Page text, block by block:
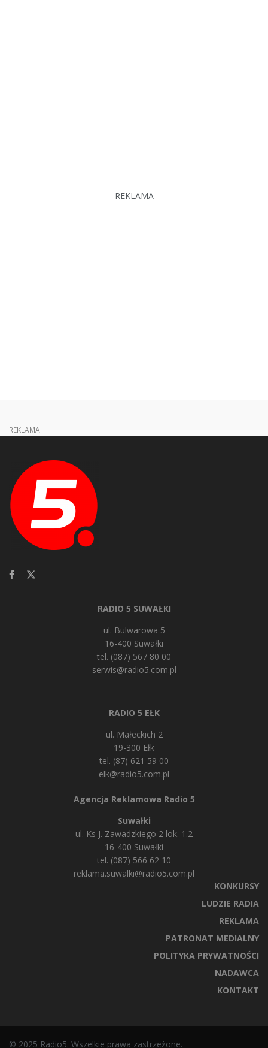
REKLAMA
REKLAMA
RADIO 5 SUWAŁKI
ul. Bulwarowa 5
16-400 Suwałki
tel. (087) 567 80 00
serwis@radio5.com.pl
RADIO 5 EŁK
ul. Małeckich 2
19-300 Ełk
tel. (87) 621 59 00
elk@radio5.com.pl
Agencja Reklamowa Radio 5
Suwałki
ul. Ks J. Zawadzkiego 2 lok. 1.2
16-400 Suwałki
tel. (087) 566 62 10
reklama.suwalki@radio5.com.pl
KONKURSY
LUDZIE RADIA
REKLAMA
PATRONAT MEDIALNY
POLITYKA PRYWATNOŚCI
NADAWCA
KONTAKT
© 2025 Radio5. Wszelkie prawa zastrzeżone.